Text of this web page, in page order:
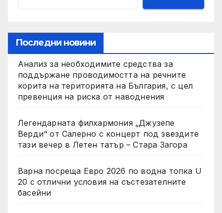
Последни новини
Анализ за необходимите средства за
поддържане проводимостта на речните
корита на територията на България, с цел
превенция на риска от наводнения
Легендарната филхармония „Джузепе
Верди“ от Салерно с концерт под звездите
тази вечер в Летен татър – Стара Загора
Варна посреща Евро 2026 по водна топка U
20 с отлични условия на състезателните
басейни